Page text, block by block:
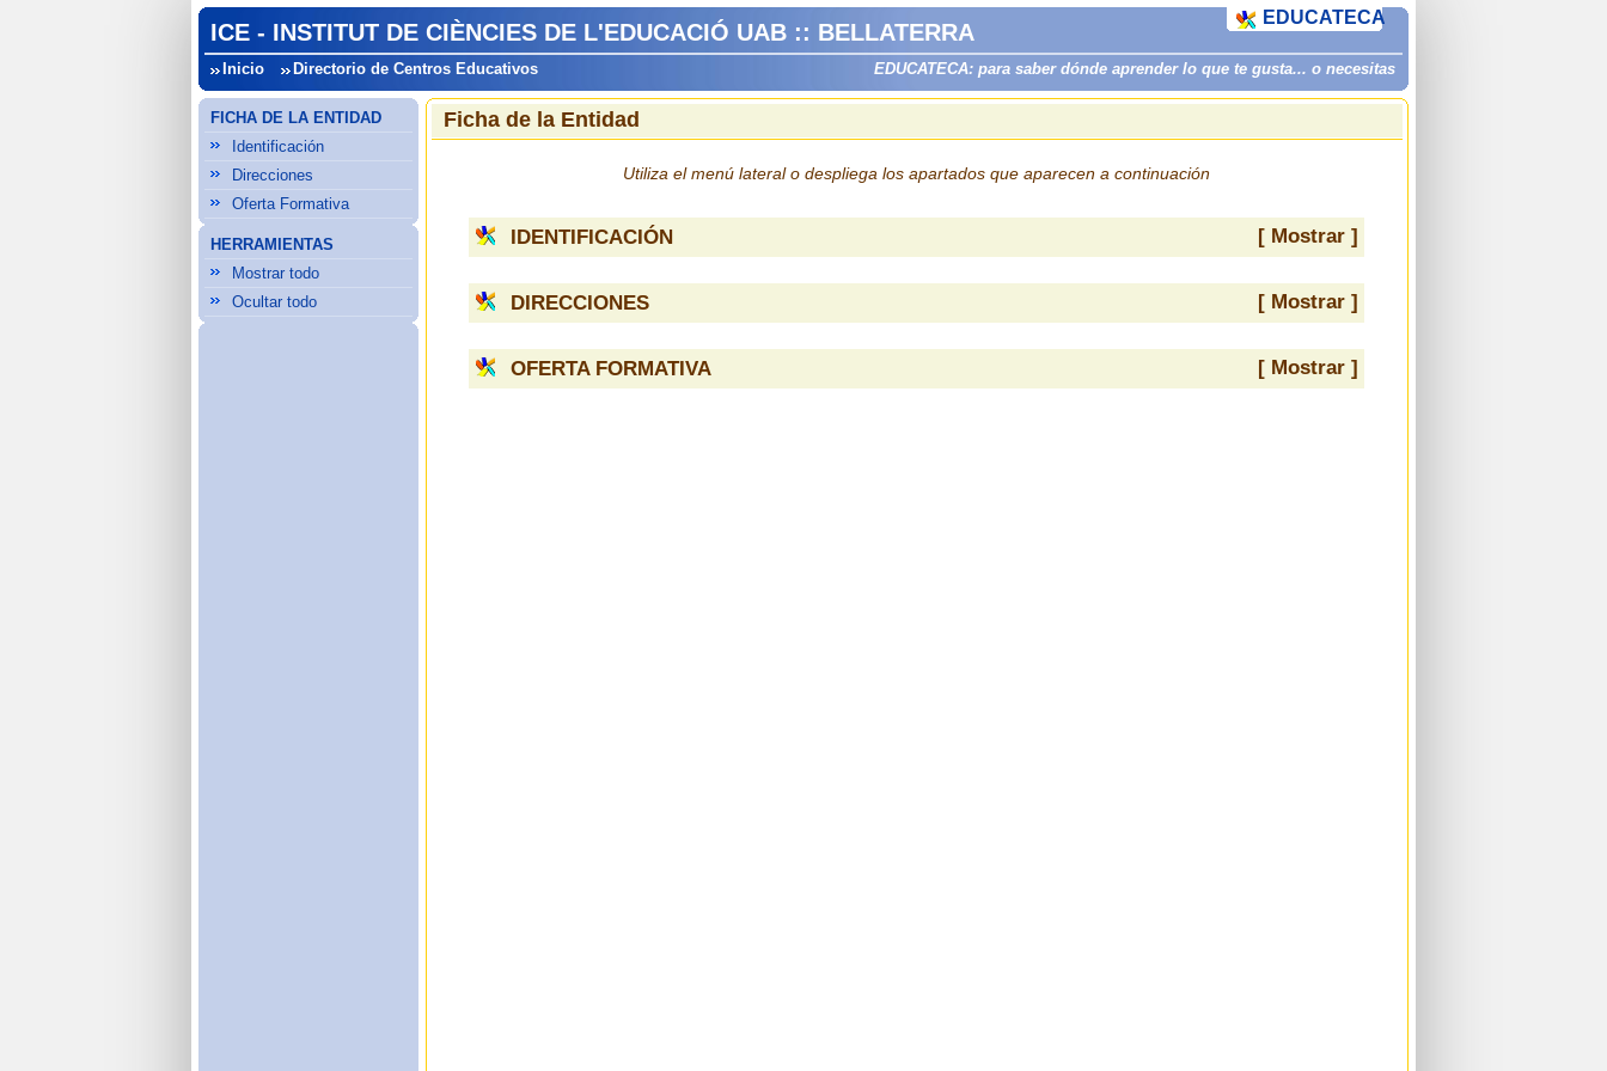
ICE - INSTITUT DE CIÈNCIES DE L'EDUCACIÓ UAB :: BELLATERRA
Inicio Directorio de Centros Educativos EDUCATECA: para saber dónde aprender lo que te gusta... o necesitas
EDUCATECA
FICHA DE LA ENTIDAD
Identificación
Direcciones
Oferta Formativa
HERRAMIENTAS
Mostrar todo
Ocultar todo
Ficha de la Entidad
Utiliza el menú lateral o despliega los apartados que aparecen a continuación
IDENTIFICACIÓN [ Mostrar ]
DIRECCIONES [ Mostrar ]
OFERTA FORMATIVA [ Mostrar ]